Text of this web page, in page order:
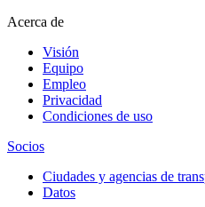
Acerca de
Visión
Equipo
Empleo
Privacidad
Condiciones de uso
Socios
Ciudades y agencias de
Datos